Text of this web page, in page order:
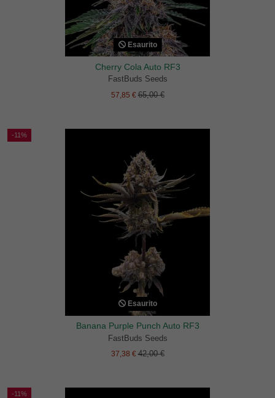
Esaurito
Cherry Cola Auto RF3
FastBuds Seeds
57,85 €65,00 €
-11%
Esaurito
Banana Purple Punch Auto RF3
FastBuds Seeds
37,38 €42,00 €
-11%